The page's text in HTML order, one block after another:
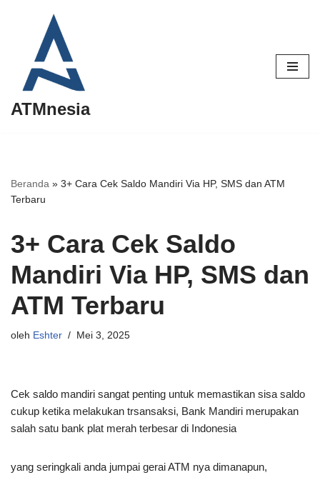
Lompat
konten
ATMnesia
Beranda » 3+ Cara Cek Saldo Mandiri Via HP, SMS dan ATM
Terbaru
3+ Cara Cek Saldo
Mandiri Via HP, SMS dan
ATM Terbaru
oleh Eshter Mei 3, 2025
Cek saldo mandiri sangat penting untuk memastikan sisa saldo
cukup ketika melakukan trsansaksi, Bank Mandiri merupakan
salah satu bank plat merah terbesar di Indonesia
yang seringkali anda jumpai gerai ATM nya dimanapun,